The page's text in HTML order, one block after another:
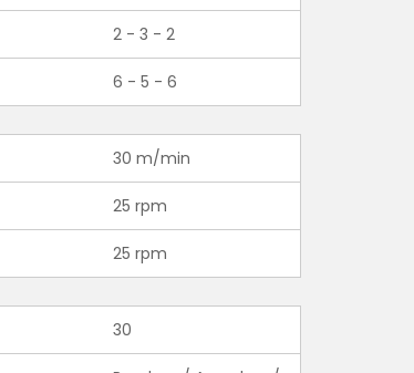
2 - 3 - 2
6 - 5 - 6
30 m/min
25 rpm
25 rpm
30